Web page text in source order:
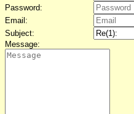
Password:
Email:
Subject:
Message: